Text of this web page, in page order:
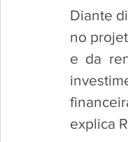
Diante
no
e da
explica